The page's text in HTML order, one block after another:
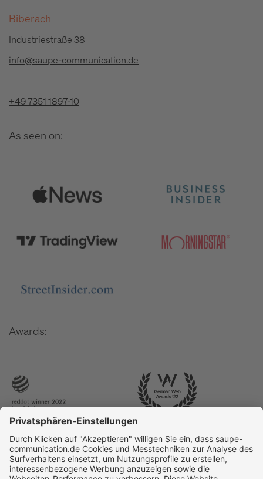
Biberach
Industriestraße 38
info@saupe-communication.de
+49 7351 1897-10
As seen on:
Awards: